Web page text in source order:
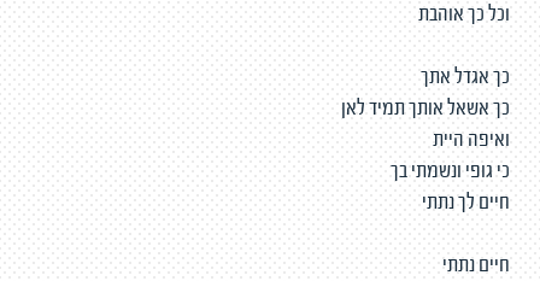
וכל כך אוהבת
כך אגדל אתך
כך אשאל אותך תמיד לאן
ואיפה היית
כי גופי ונשמתי בך
חיים לך נתתי
חיים נתתי